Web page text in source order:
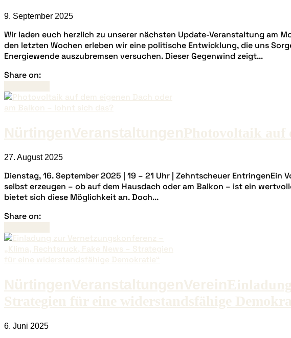
9. September 2025
Wir laden euch herzlich zu unserer nächsten Update-Veranstaltung am
den letzten Wochen erleben wir eine politische Entwicklung, die uns
Energiewende auszubremsen versuchen. Dieser Gegenwind zeigt...
Share on:
NürtingenVeranstaltungenPhotovoltaik auf
27. August 2025
Dienstag, 16. September 2025 | 19 – 21 Uhr | Zehntscheuer
selbst erzeugen – ob auf dem Hausdach oder am Balkon – ist ein
bietet sich diese Möglichkeit an. Doch...
Share on:
NürtingenVeranstaltungenVerein
Strategien für eine widerstandsfähige
6. Juni 2025